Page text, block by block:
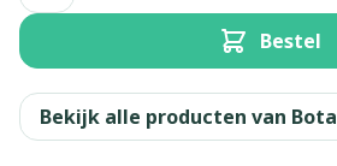
Bestel
Bekijk alle producten van Bota